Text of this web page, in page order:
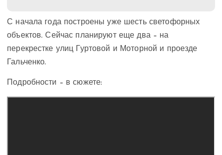
С начала года построены уже шесть светофорных
объектов. Сейчас планируют еще два – на
перекрестке улиц Гуртовой и Моторной и проезде
Гальченко.
Подробности – в сюжете: